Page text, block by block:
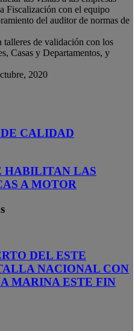
Fiscalización con el equipo
del auditor de normas de
talleres de validación con los
Casas y Departamentos, y
2020
CALIDAD
HABILITAN LAS
A MOTOR
DEL ESTE
NACIONAL CON
MARINA ESTE FIN